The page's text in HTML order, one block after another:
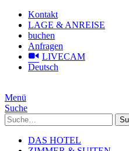
Kontakt
LAGE & ANREISE
buchen
Anfragen
LIVECAM
Deutsch
Menü
Suche
Suche
DAS HOTEL